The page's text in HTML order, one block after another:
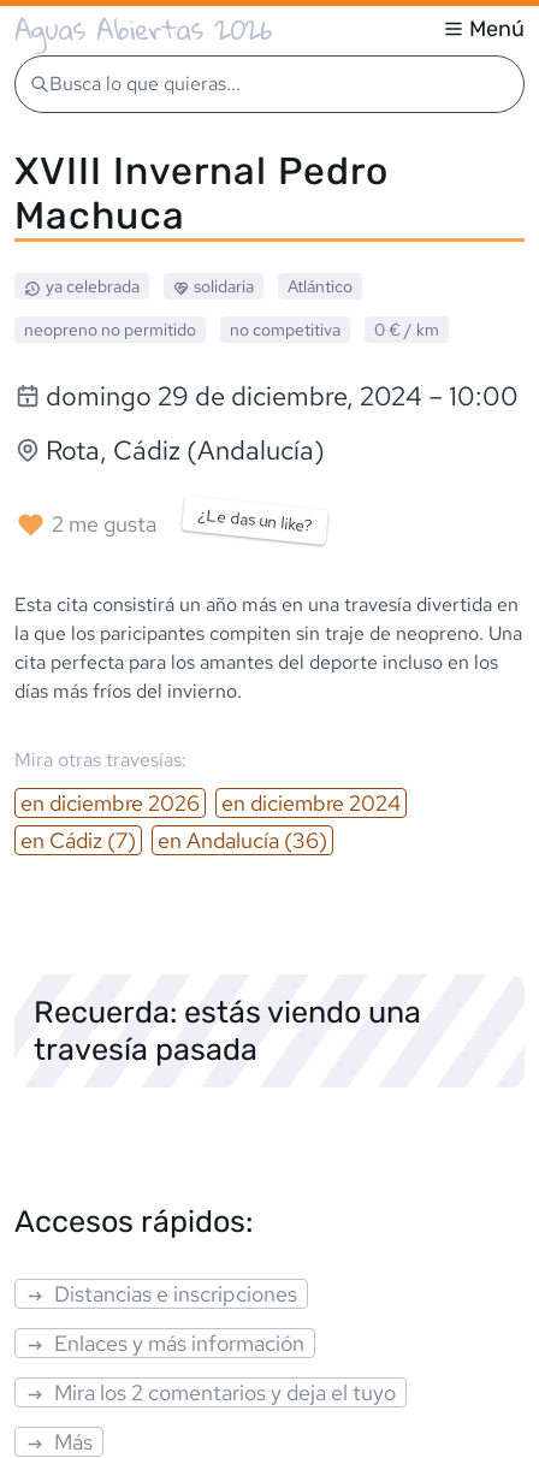
Aguas Abiertas 2026 Menú
Busca lo que quieras...
XVIII Invernal Pedro
Machuca
ya celebrada solidaria
Atlántico
neopreno no permitido no competitiva 0 € / km
domingo 29 de diciembre, 2024 – 10:00
Rota, Cádiz (Andalucía)
2 me gusta ¿Le das un like?
Esta cita consistirá un año más en una travesía divertida en
la que los paricipantes compiten sin traje de neopreno. Una
cita perfecta para los amantes del deporte incluso en los
días más fríos del invierno.
Mira otras travesías:
en diciembre 2026 en diciembre 2024
en Cádiz (7) en Andalucía (36)
Recuerda: estás viendo una
travesía pasada
Accesos rápidos:
Distancias e inscripciones
Enlaces y más información
Mira los 2 comentarios y deja el tuyo
Más